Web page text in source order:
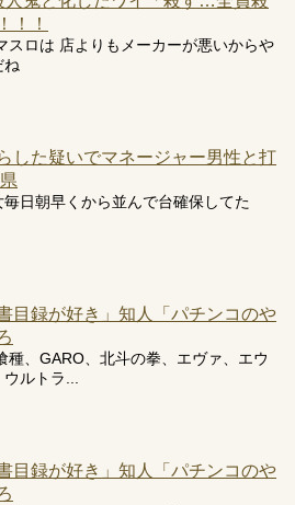
RSS
！！
スロは 店よりもメーカーが悪いからや
ね
した疑いでマネージャー男性と打
日朝早くから並んで台確保してた
目録が好き」知人「パチンコのや
種、GARO、北斗の拳、エヴァ、エウ
ルトラ...
目録が好き」知人「パチンコのや